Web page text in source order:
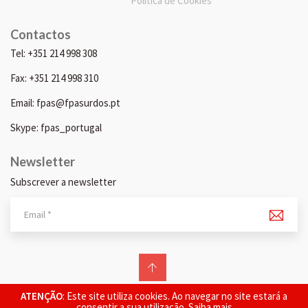
ATENÇÃO: Este site utiliza cookies. Ao navegar no site estará a
Contactos
Tel: +351 214 998 308
Fax: +351 214 998 310
Email: fpas@fpasurdos.pt
Skype: fpas_portugal
Newsletter
Subscrever a newsletter
© 2026 FPAS. Todos os direitos reservados.